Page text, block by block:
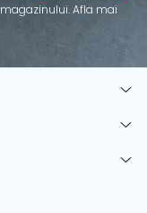
Afla mai